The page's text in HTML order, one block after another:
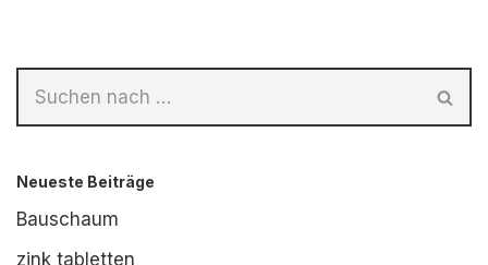
Neueste Beiträge
Bauschaum
zink tabletten